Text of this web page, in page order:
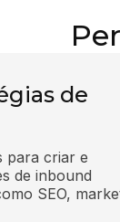
de
para criar e
de inbound
SEO,